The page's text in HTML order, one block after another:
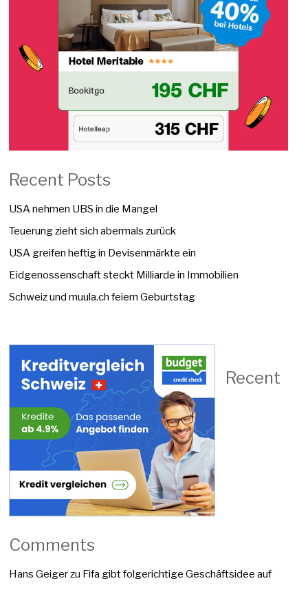
Recent Posts
USA nehmen UBS in die Mangel
Teuerung zieht sich abermals zurück
USA greifen heftig in Devisenmärkte ein
Eidgenossenschaft steckt Milliarde in Immobilien
Schweiz und muula.ch feiern Geburtstag
Recent
Comments
Hans Geigerzu Fifa gibt folgerichtige Geschäftsidee auf